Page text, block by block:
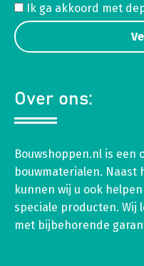
Ik ga akkoord met de
Over ons:
Bouwshoppen.nl is een
bouwmaterialen. Naast
kunnen wij u ook
speciale producten.
met bijbehorende